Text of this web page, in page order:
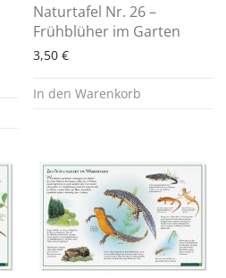
Naturtafel Nr. 26 –
Frühblüher im Garten
3,50 €
In den Warenkorb